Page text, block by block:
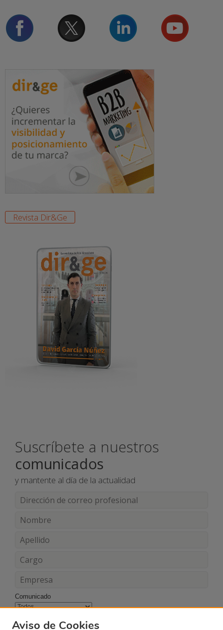
Revista Dir&Ge
Suscríbete a nuestros
comunicados
y mantente al día de la actualidad
Comunicado
Aviso de Cookies